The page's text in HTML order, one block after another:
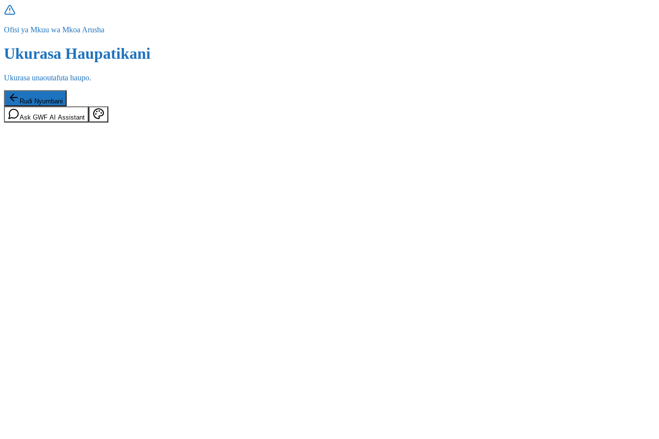
Ofisi ya Mkuu wa Mkoa Arusha
Ukurasa Haupatikani
Ukurasa unaoutafuta haupo.
Rudi Nyumbani
Ask GWF AI Assistant